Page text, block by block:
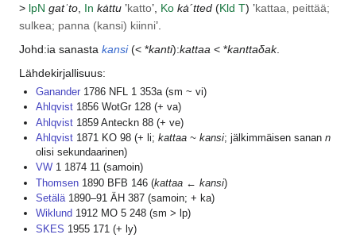
> lpN gatˈto In kȧttu ’katto’, Ko kȧ´tted (Kld T) ’kattaa, peittää;
sulkea; panna (kansi) kiinni’.
Johd:ia sanasta kansi(< *kanti):kattaa < *kanttaδak.
Lähdekirjallisuus:
Ganander1786 NFL 1 353a (sm ~ vi)
Ahlqvist1856 WotGr 128 (+ va)
Ahlqvist1859 Anteckn 88 (+ ve)
Ahlqvist1871 KO 98 (+ li; kattaa ~ kansi; jälkimmäisen sanan n
olisi sekundaarinen)
VW1 1874 11 (samoin)
Thomsen1890 BFB 146 (kattaa← kansi)
Setälä1890–91 ÄH 387 (samoin; + ka)
Wiklund 1912 MO 5 248 (sm > lp)
SKES 1955 171 (+ ly)